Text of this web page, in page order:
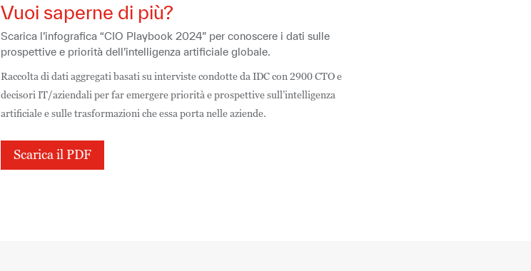
Vuoi saperne di più?
Scarica l’infografica “CIO Playbook 2024” per conoscere i dati sulle
prospettive e priorità dell’intelligenza artificiale globale.
Raccolta di dati aggregati basati su interviste condotte da IDC con 2900 CTO e
decisori IT/aziendali per far emergere priorità e prospettive sull’intelligenza
artificiale e sulle trasformazioni che essa porta nelle aziende.
Scarica il PDF